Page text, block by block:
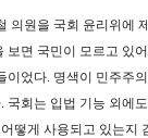
의원을 국회 윤리위에
면 국민이 모르고 있
이었다. 명색이 민주주
. 국회는 입법 기능 외에
떻게 사용되고 있는지